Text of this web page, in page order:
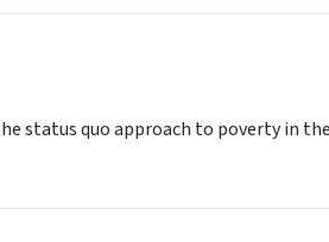
status quo approach to poverty in